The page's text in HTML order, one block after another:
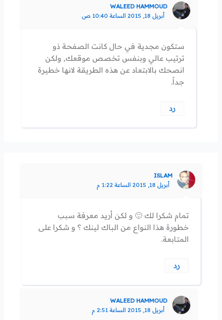
WALEED HAMMOUD
أبريل 18, 2015 الساعة 10:40 ص
ستكون مجدية في حال كانت الصفحة ذو
ترتيب عالي وبنفس تخصص موقعك, ولكن
انصحك بالابتعاد عن هذه الطريقة لانها خطيرة
جداً.
رد
ISLAM
أبريل 18, 2015 الساعة 1:22 م
تمام شكرا لك 🙂 و لكن أريد معرفة سبب
خطورة هذا النواع من الباك لينك ؟ و شكرا على
المتابعة.
رد
WALEED HAMMOUD
أبريل 18, 2015 الساعة 2:51 م